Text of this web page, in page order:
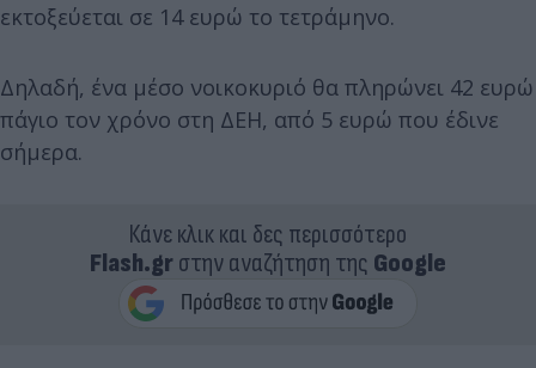
εκτοξεύεται σε 14 ευρώ το τετράμηνο.
Δηλαδή, ένα μέσο νοικοκυριό θα πληρώνει 42 ευρώ
πάγιο τον χρόνο στη ΔΕΗ, από 5 ευρώ που έδινε
σήμερα.
Κάνε κλικ και δες περισσότερο
Flash.grστην αναζήτηση της Google